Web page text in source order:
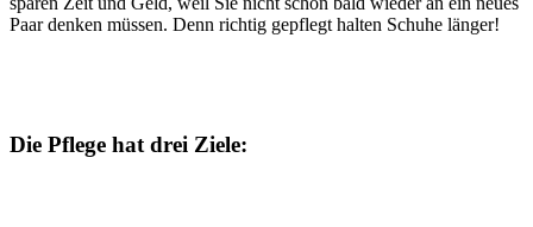
Paar denken müssen. Denn richtig gepflegt halten Schuhe länger!
Die Pflege hat drei Ziele: